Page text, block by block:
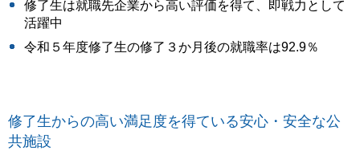
修了生は就職先企業から高い評価を得て、即戦力として
活躍中
令和５年度修了生の修了３か月後の就職率は92.9％
修了生からの高い満足度を得ている安心・安全な公
共施設